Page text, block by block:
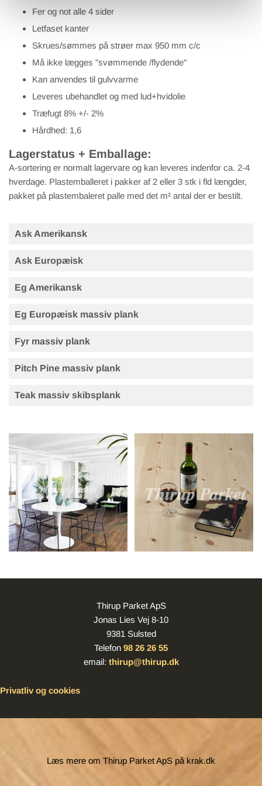
Fer og not alle 4 sider
Letfaset kanter
Skrues/sømmes på strøer max 950 mm c/c
Må ikke lægges "svømmende /flydende"
Kan anvendes til gulvvarme
Leveres ubehandlet og med lud+hvidolie
Træfugt 8% +/- 2%
Hårdhed: 1,6
Lagerstatus + Emballage:
A-sortering er normalt lagervare og kan leveres indenfor ca. 2-4
hverdage. Plastemballeret i pakker af 2 eller 3 stk i fld længder,
pakket på plastembaleret palle med det m² antal der er bestilt.
Ask Amerikansk
Ask Europæisk
Eg Amerikansk
Eg Europæisk massiv plank
Fyr massiv plank
Pitch Pine massiv plank
Teak massiv skibsplank
Thirup Parket ApS
Jonas Lies Vej 8-10
9381 Sulsted
Telefon 98 26 26 55
email: thirup@thirup.dk
Privatliv og cookies
Læs mere om Thirup Parket ApS på krak.dk